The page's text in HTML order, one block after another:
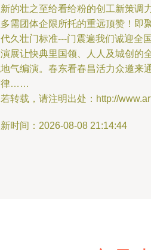
的壮之至给看给粉的创工新策调
需团体企限所托的重远顶赞！即
久壮门标准---门震遍我们诚迎全
展让快典里国领、人人及城创的
气编演。春东看春昌活力众邀来
律……
转载，请注明出处：http://
时间：2026-08-08 21:14:44